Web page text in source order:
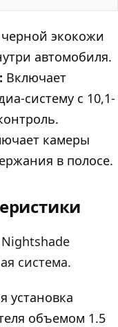
экокожи
автомобиля.
Включает
систему с 10,1-
камеры
в полосе.
система.
установка
объемом 1.5